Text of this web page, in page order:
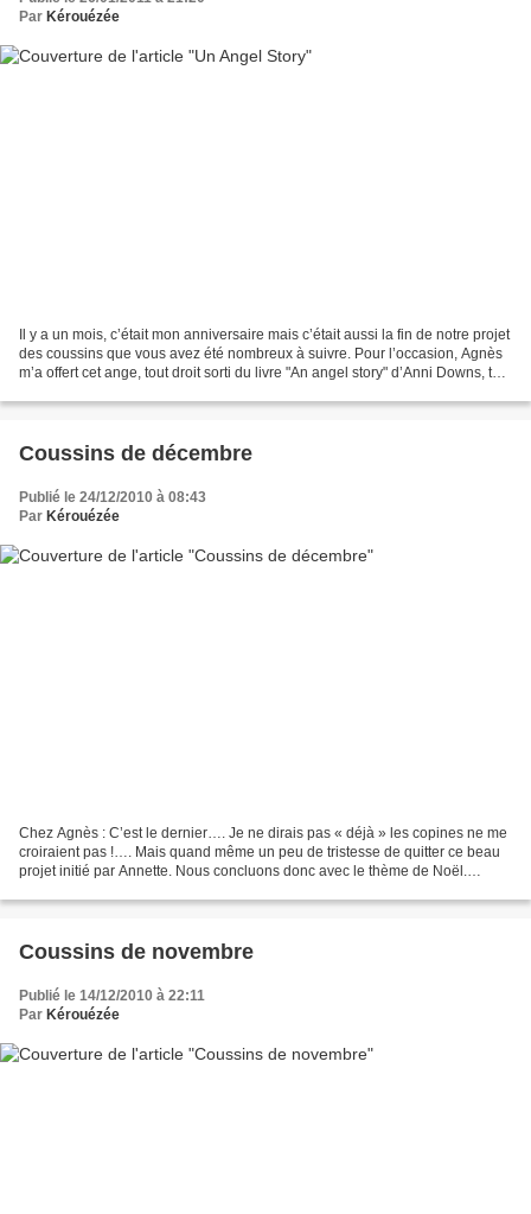
Par Kérouézée
Il y a un mois, c’était mon anniversaire mais c’était aussi la fin de notre projet
des coussins que vous avez été nombreux à suivre. Pour l’occasion, Agnès
m’a offert cet ange, tout droit sorti du livre "An angel story" d’Anni Downs, tout
Coussins de décembre
Publié le 24/12/2010 à 08:43
Par Kérouézée
Chez Agnès : C’est le dernier…. Je ne dirais pas « déjà » les copines ne me
croiraient pas !…. Mais quand même un peu de tristesse de quitter ce beau
projet initié par Annette. Nous concluons donc avec le thème de Noël.
Coussins de novembre
Publié le 14/12/2010 à 22:11
Par Kérouézée